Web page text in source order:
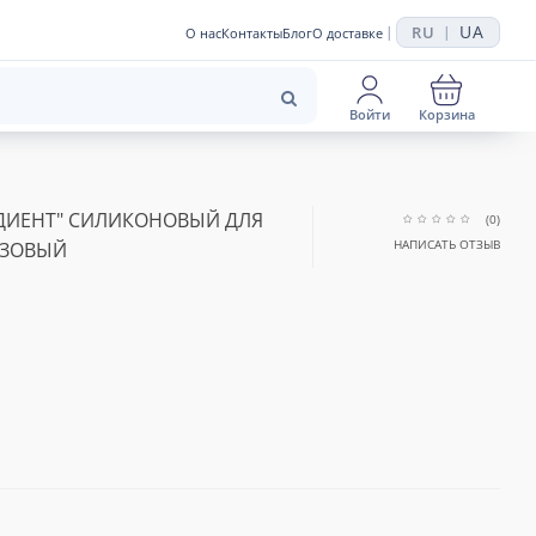
О насКонтактыБлогО доставке | RU | UA
Войти Корзина
СИЛИКОНОВЫЙ ДЛЯ
(0)
НАПИСАТЬ ОТЗЫВ